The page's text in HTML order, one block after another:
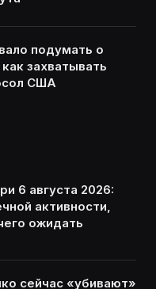
подумать о
захватывать
США
6 августа 2026:
активности,
ожидать
сейчас «убивают»